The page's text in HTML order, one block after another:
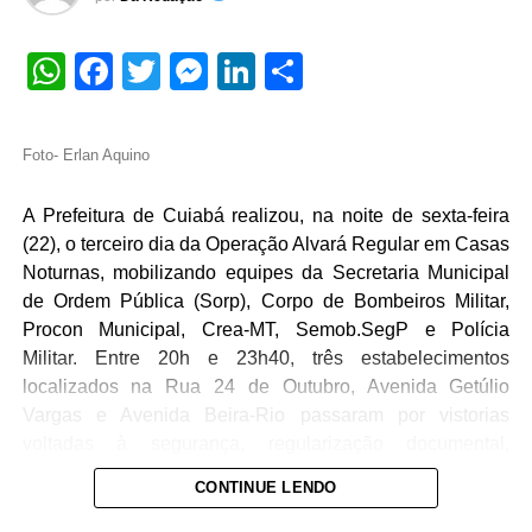
tubulação for finalmente implantada no futuro. Isso
causaria retrabalho, prejuízo aos cofres públicos e
céu aberto.
Na decisão, do dia 20 de maio, o juiz Emerson Luis
Pereira Cajango explicou que a concessão de medidas
liminares contra o poder público, especialmente aquelas
que interferem no planejamento de obras e investimentos
do Município, exige legalmente a oitiva prévia dos
representantes das instituições acionadas no prazo de 72
horas, conforme previsto em lei.
Consems de Mato Grosso
WhatsApp
Facebook
TwitterMessenger
LinkedIn
Foto- Erlan Aquino
A Prefeitura de Cuiabá realizou, na noite de sexta-feira
(22), o terceiro dia da Operação Alvará Regular em Casas
Noturnas, mobilizando equipes da Secretaria Municipal
de Ordem Pública (Sorp), Corpo de Bombeiros Militar,
Procon Municipal, Crea-MT, Semob.SegP e Polícia
Militar. Entre 20h e 23h40, três estabelecimentos
localizados na Rua 24 de Outubro, Avenida Getúlio
acessibilidade e proteção ao consumidor.
CONTINUE LENDO